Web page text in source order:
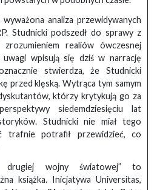
analiza przewidywanych
Studnicki podszedł do sprawy z
realiów ówczesnej
wpisują się dziś w narrację
stwierdza, że Studnicki
przed klęską. Wytrąca tym samym
którzy krytykują go za
siedemdziesięciu lat
Studnicki nie miał tego
trafnie potrafił przewidzieć, co
drugiej wojny światowej” to
książka. Inicjatywa Universitas,